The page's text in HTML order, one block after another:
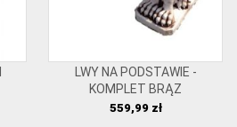
LWY NA PODSTAWIE -
KOMPLET BRĄZ
Cena
559,99 zł